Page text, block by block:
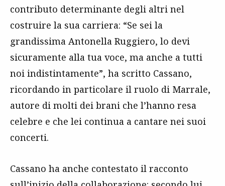
contributo determinante degli altri nel
costruire la sua carriera: “Se sei la
grandissima Antonella Ruggiero, lo devi
sicuramente alla tua voce, ma anche a tutti
noi indistintamente”, ha scritto Cassano,
ricordando in particolare il ruolo di Marrale,
autore di molti dei brani che l’hanno resa
celebre e che lei continua a cantare nei suoi
concerti.
Cassano ha anche contestato il racconto